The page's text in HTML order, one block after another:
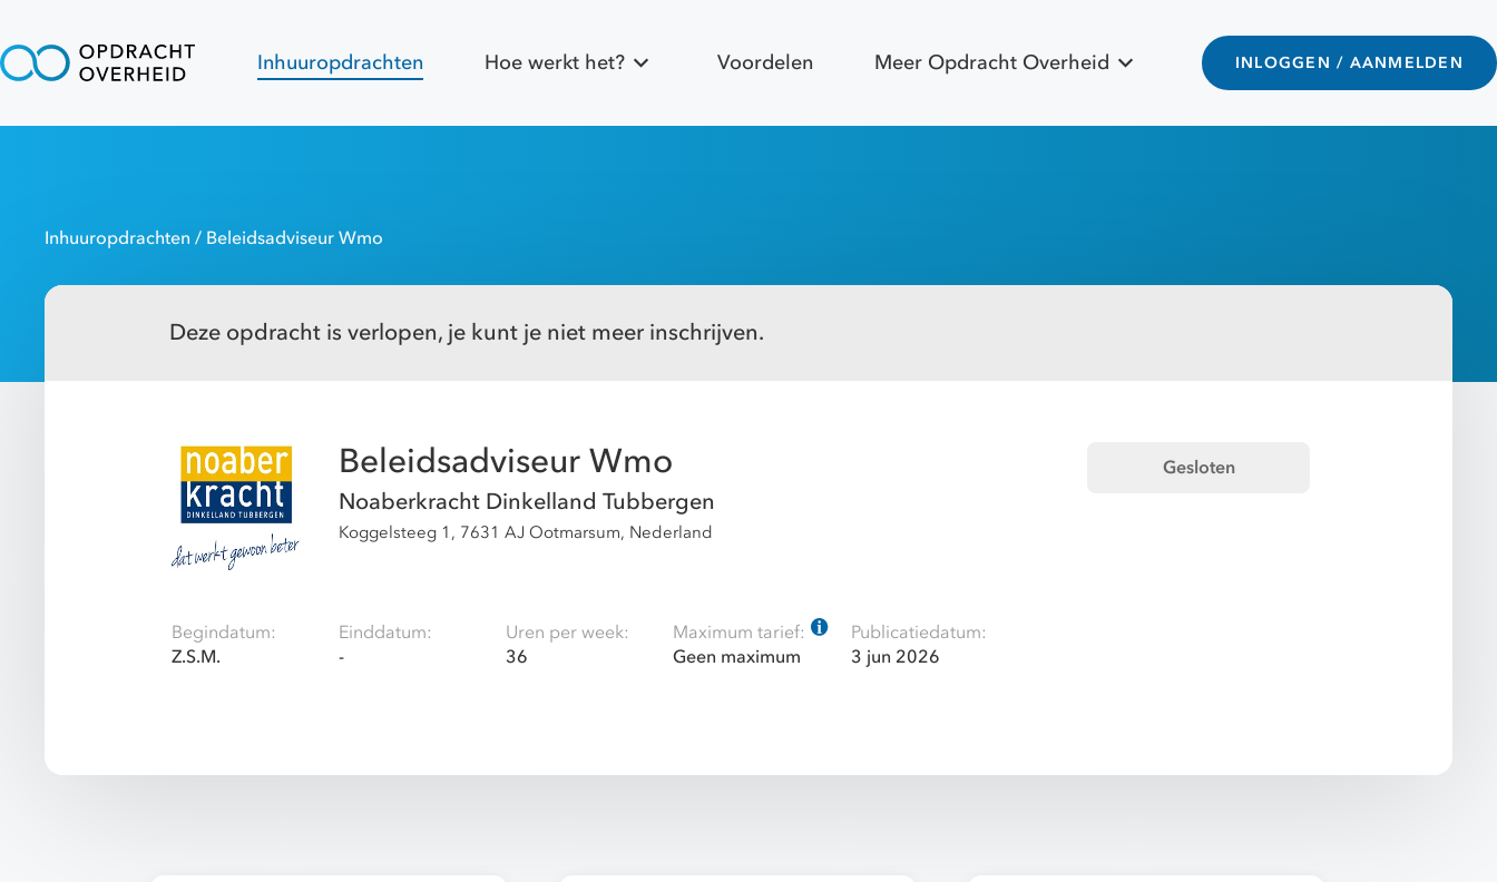
Inhuuropdrachten Hoe werkt het? Voordelen Meer Opdracht Overheid INLOGGEN / AANMELDEN
Inhuuropdrachten / Beleidsadviseur Wmo
Deze opdracht is verlopen, je kunt je niet meer inschrijven.
Beleidsadviseur Wmo
Noaberkracht Dinkelland Tubbergen
Koggelsteeg 1, 7631 AJ Ootmarsum, Nederland
Gesloten
Begindatum:
Z.S.M.
Einddatum:
-
Uren per week:
36
Maximum tarief:
Geen maximum
Publicatiedatum:
3 jun 2026